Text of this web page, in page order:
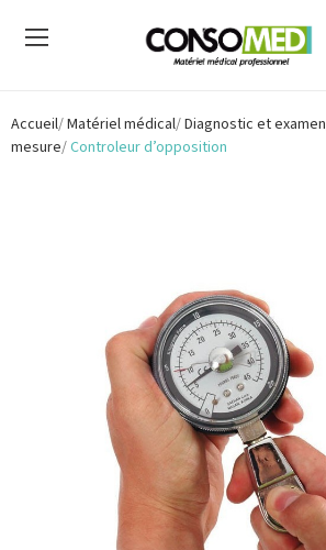
Accueil Matériel médical Diagnostic et examen
mesure Controleur d’opposition